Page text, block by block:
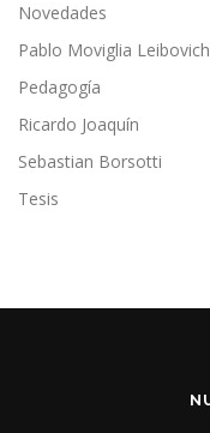
Novedades
Pablo Moviglia Leibovich
Pedagogía
Ricardo Joaquín
Sebastian Borsotti
Tesis